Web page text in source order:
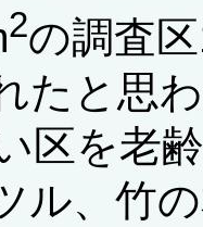
2の調査
たと思
区を老
ル、竹